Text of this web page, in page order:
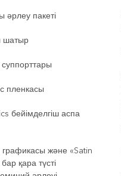
әрлеу пакеті
шатыр
суппорттары
пленкасы
бейімделгіш аспа
және «Satin
қара түсті